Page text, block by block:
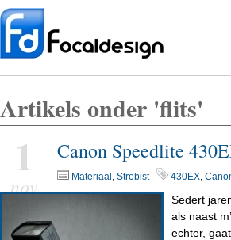
Artikels onder 'flits'
Canon Speedlite
Materiaal , Strobist 430EX,
1
nov
Sedert
als naast
echter,